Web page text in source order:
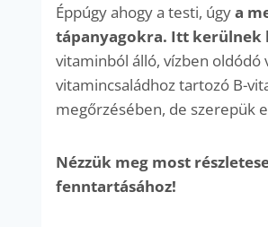
Éppúgy ahogy a testi, úgya
tápanyagokra. Itt kerülnek
vitaminból álló, vízben oldódó
vitamincsaládhoz tartozó B-
megőrzésében, de szerepük
Nézzük meg most
fenntartásához!